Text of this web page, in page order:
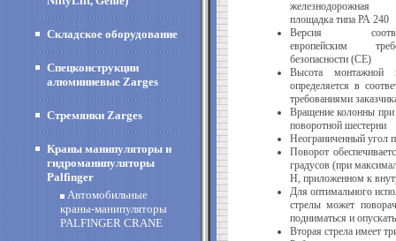
Складское оборудование
Спецконструкции
алюминиевые Zarges
Стремянки Zarges
Краны манипуляторы и
гидроманипуляторы
Palfinger
Автомобильные
краны-манипуляторы
PALFINGER CRANE
железнодорожная
площадка типа РА 240
Версия
европейским
безопасности (СЕ)
Высота монтажной
определяется в
требованиями
Вращение колонны
поворотной шестерни
Неограниченный угол
Поворот
градусов (при
Н, приложенном к
Для оптимального
стрелы может
подниматься и
Вторая стрела имеет